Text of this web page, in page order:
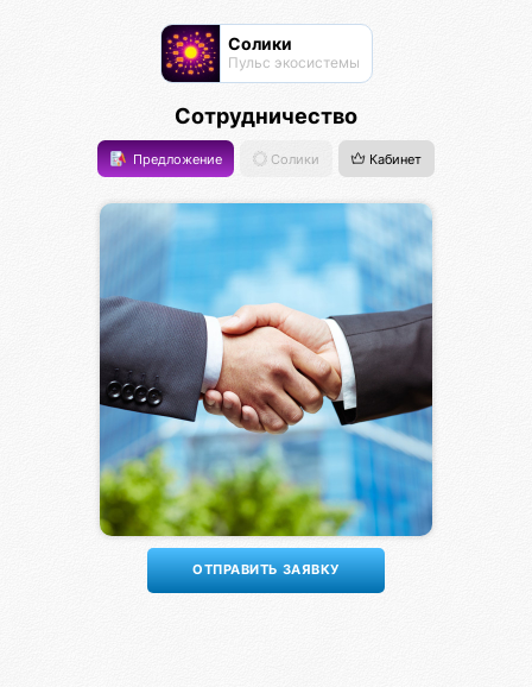
Солики
Пульс экосистемы
Сотрудничество
Предложение Солики Кабинет